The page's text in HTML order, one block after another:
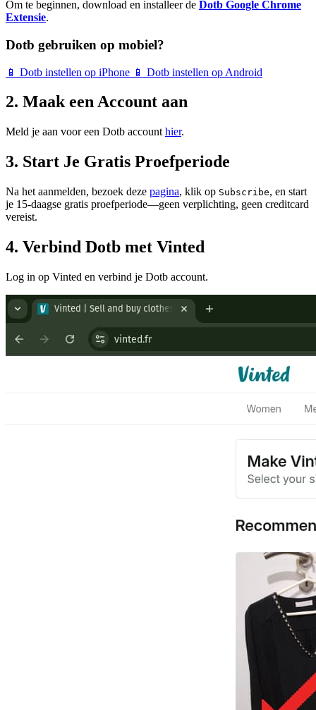
Om te beginnen, download en installeer de Dotb Google Chrome
Extensie.
Dotb gebruiken op mobiel?
📱 Dotb instellen op iPhone 📱 Dotb instellen op Android
2. Maak een Account aan
Meld je aan voor een Dotb account hier.
3. Start Je Gratis Proefperiode
Na het aanmelden, bezoek deze pagina, klik op Subscribe, en start
je 15-daagse gratis proefperiode—geen verplichting, geen creditcard
vereist.
4. Verbind Dotb met Vinted
Log in op Vinted en verbind je Dotb account.